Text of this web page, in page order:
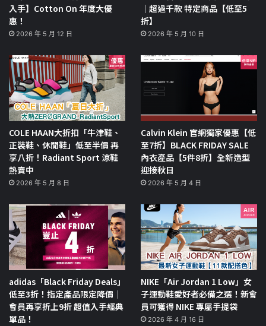
入手】Cotton On 年度大優
惠！
2026 年 5 月 12 日
｜超過千款 特定商品【低至5
折】
2026 年 5 月 10 日
COLE HAAN大折扣「牛津鞋、
正裝鞋、休閒鞋」低至半價 再
享八折！Radiant Sport 涼鞋
熱賣中
2026 年 5 月 8 日
Calvin Klein 官網獨家優惠【低
至7折】BLACK FRIDAY SALE
內衣產品【5件8折】全新造型
迎接秋日
2026 年 5 月 4 日
adidas「Black Friday Deals」
低至3折！指定產品限定降價｜
會員再享折上9折 超值入手經典
單品！
NIKE「Air Jordan 1 Low」女
子運動鞋愛好者必備之選！新會
員可獲得 NIKE 專屬手提袋
2026 年 4 月 16 日